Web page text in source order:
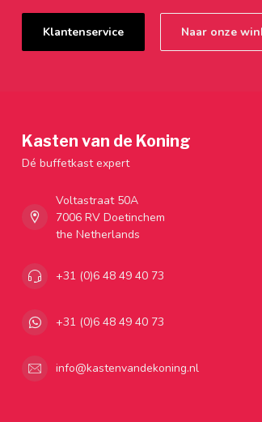
Klantenservice Naar onze
Kasten van de Koning
Dé buffetkast expert
Voltastraat 50A
7006 RV Doetinchem
the Netherlands
+31 (0)6 48 49 40 73
+31 (0)6 48 49 40 73
info@kastenvandekoning.nl